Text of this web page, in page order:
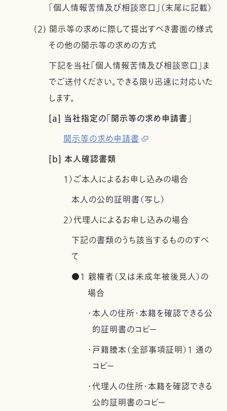
「個人情報苦情及び相談窓口」（末尾に記載）
(2) 開示等の求めに際して提出すべき書面の様式
その他の開示等の求めの方式
下記を当社「個人情報苦情及び相談窓口」ま
でご送付ください。できる限り迅速に対応いた
します。
[a] 当社指定の「開示等の求め申請書」
開示等の求め申請書
[b] 本人確認書類
1）ご本人によるお申し込みの場合
本人の公的証明書（写し）
2）代理人によるお申し込みの場合
下記の書類のうち該当するもののすべ
て
●1 親権者（又は未成年被後見人）の
場合
・本人の住所・本籍を確認できる公
的証明書のコピー
・戸籍謄本（全部事項証明）1 通の
コピー
・代理人の住所・本籍を確認できる
公的証明書のコピー